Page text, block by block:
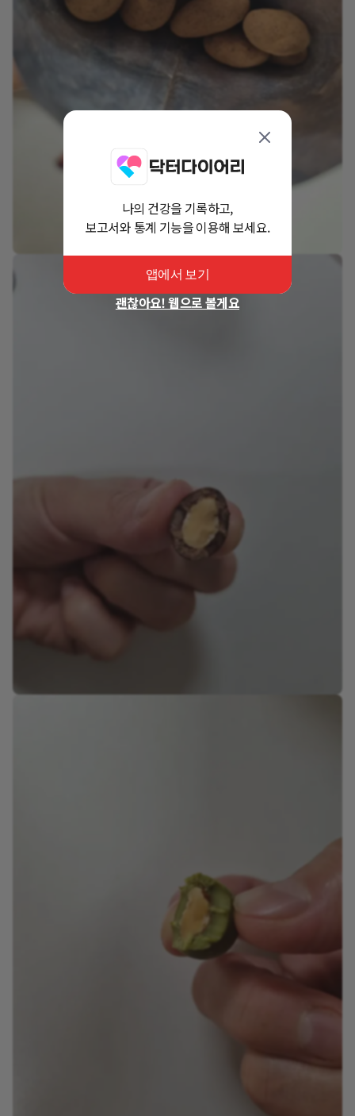
나의 건강을 기록하고,
보고서와 통계 기능을 이용해 보세요.
앱에서 보기
괜찮아요! 웹으로 볼게요